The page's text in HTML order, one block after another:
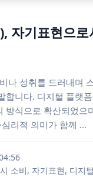
자기표현으로
나 성취를 드러내며
합니다. 디지털 플랫
방식으로 확산되었으
리적 의미가 함께 ...
소비, 자기표현, 디지